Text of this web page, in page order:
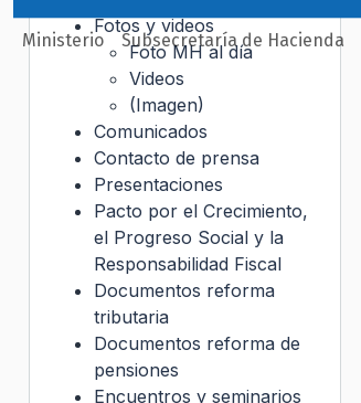
Ministerio Subsecretaría de Hacienda
Fotos y videos
Foto MH al día
Videos
(Imagen)
Comunicados
Contacto de prensa
Presentaciones
Pacto por el Crecimiento,
el Progreso Social y la
Responsabilidad Fiscal
Documentos reforma
tributaria
Documentos reforma de
pensiones
Encuentros y seminarios